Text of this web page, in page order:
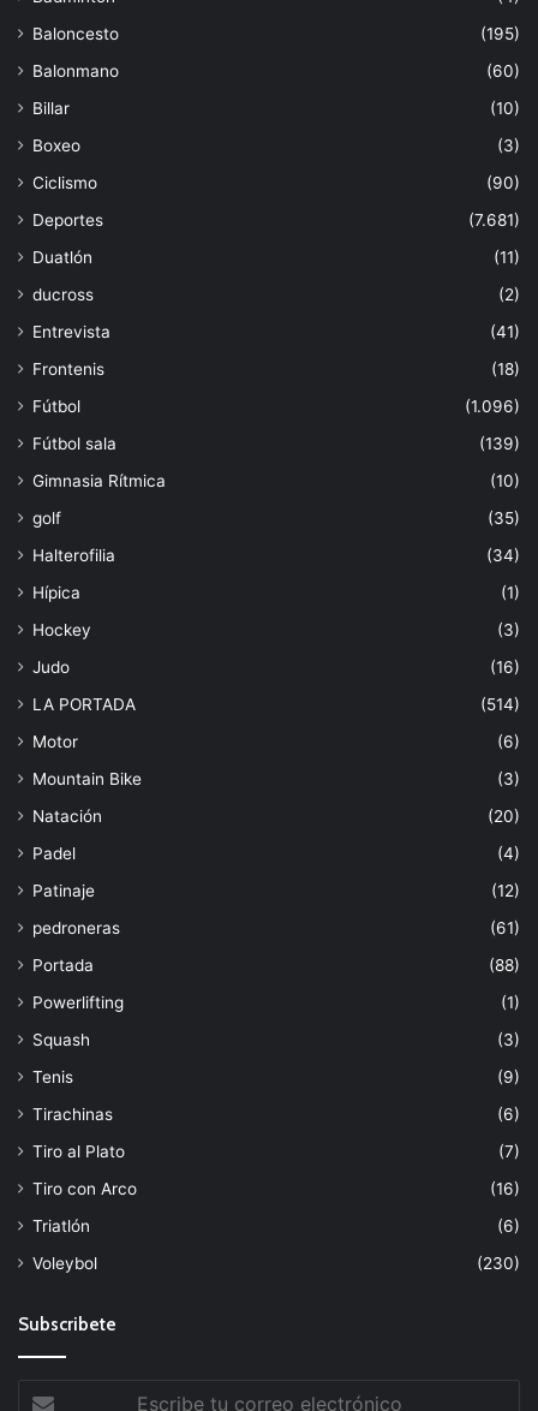
Baloncesto
(195)
Balonmano
(60)
Billar
(10)
Boxeo
(3)
Ciclismo
(90)
Deportes
(7.681)
Duatlón
(11)
ducross
(2)
Entrevista
(41)
Frontenis
(18)
Fútbol
(1.096)
Fútbol sala
(139)
Gimnasia Rítmica
(10)
golf
(35)
Halterofilia
(34)
Hípica
(1)
Hockey
(3)
Judo
(16)
LA PORTADA
(514)
Motor
(6)
Mountain Bike
(3)
Natación
(20)
Padel
(4)
Patinaje
(12)
pedroneras
(61)
Portada
(88)
Powerlifting
(1)
Squash
(3)
Tenis
(9)
Tirachinas
(6)
Tiro al Plato
(7)
Tiro con Arco
(16)
Triatlón
(6)
Voleybol
(230)
Subscribete